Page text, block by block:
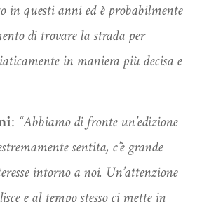
in questi anni ed è probabilmente
di trovare la strada per
in maniera più decisa e
: “Abbiamo di fronte un’edizione
sentita, c’è grande
intorno a noi. Un’attenzione
e al tempo stesso ci mette in